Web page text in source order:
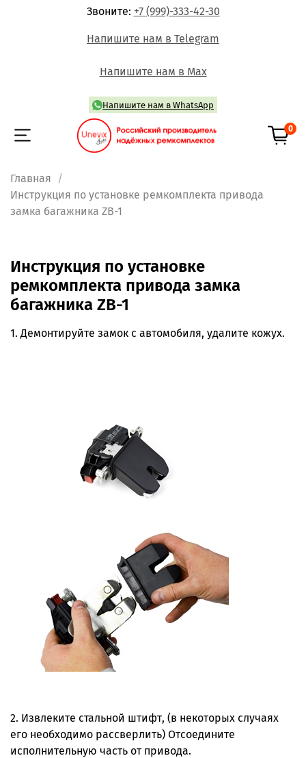
Звоните: +7 (999)-333-42-30
Напишите нам в Telegram
Напишите нам в Max
Напишите нам в WhatsApp
0
Главная
Инструкция по установке ремкомплекта привода
замка багажника ZB-1
Инструкция по установке
ремкомплекта привода замка
багажника ZB-1
1. Демонтируйте замок с автомобиля, удалите кожух.
2. Извлеките стальной штифт, (в некоторых случаях
его необходимо рассверлить) Отсоедините
исполнительную часть от привода.